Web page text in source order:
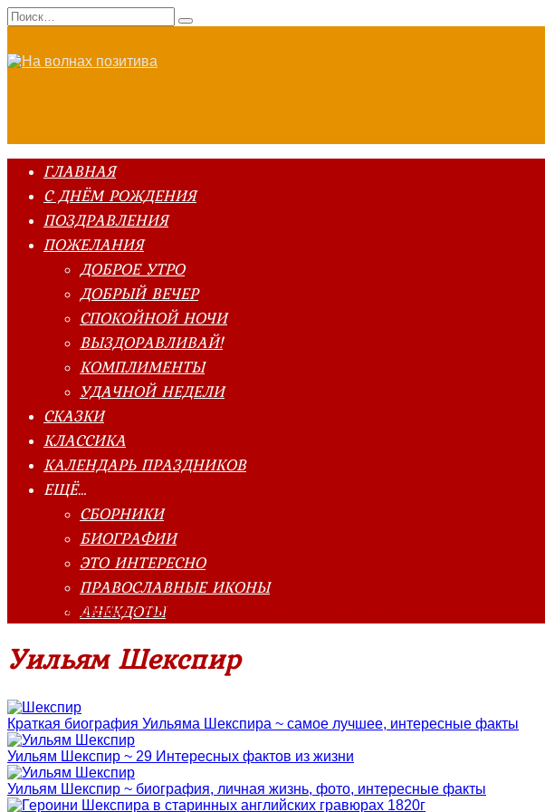
Перейти
к
Search
for:
ГЛАВНАЯ
С ДНЁМ РОЖДЕНИЯ
ПОЗДРАВЛЕНИЯ
ПОЖЕЛАНИЯ
ДОБРОЕ УТРО
ДОБРЫЙ ВЕЧЕР
СПОКОЙНОЙ НОЧИ
ВЫЗДОРАВЛИВАЙ!
КОМПЛИМЕНТЫ
УДАЧНОЙ НЕДЕЛИ
СКАЗКИ
КЛАССИКА
КАЛЕНДАРЬ ПРАЗДНИКОВ
ЕЩЁ…
СБОРНИКИ
БИОГРАФИИ
ЭТО ИНТЕРЕСНО
ПРАВОСЛАВНЫЕ ИКОНЫ
АНЕКДОТЫ
Главная страница»Мировая классика
Уильям Шекспир
Краткая биография Уильяма Шекспира ~ самое лучшее, интересные факты
Уильям Шекспир ~ 29 Интересных фактов из жизни
Уильям Шекспир ~ биография, личная жизнь, фото, интересные факты